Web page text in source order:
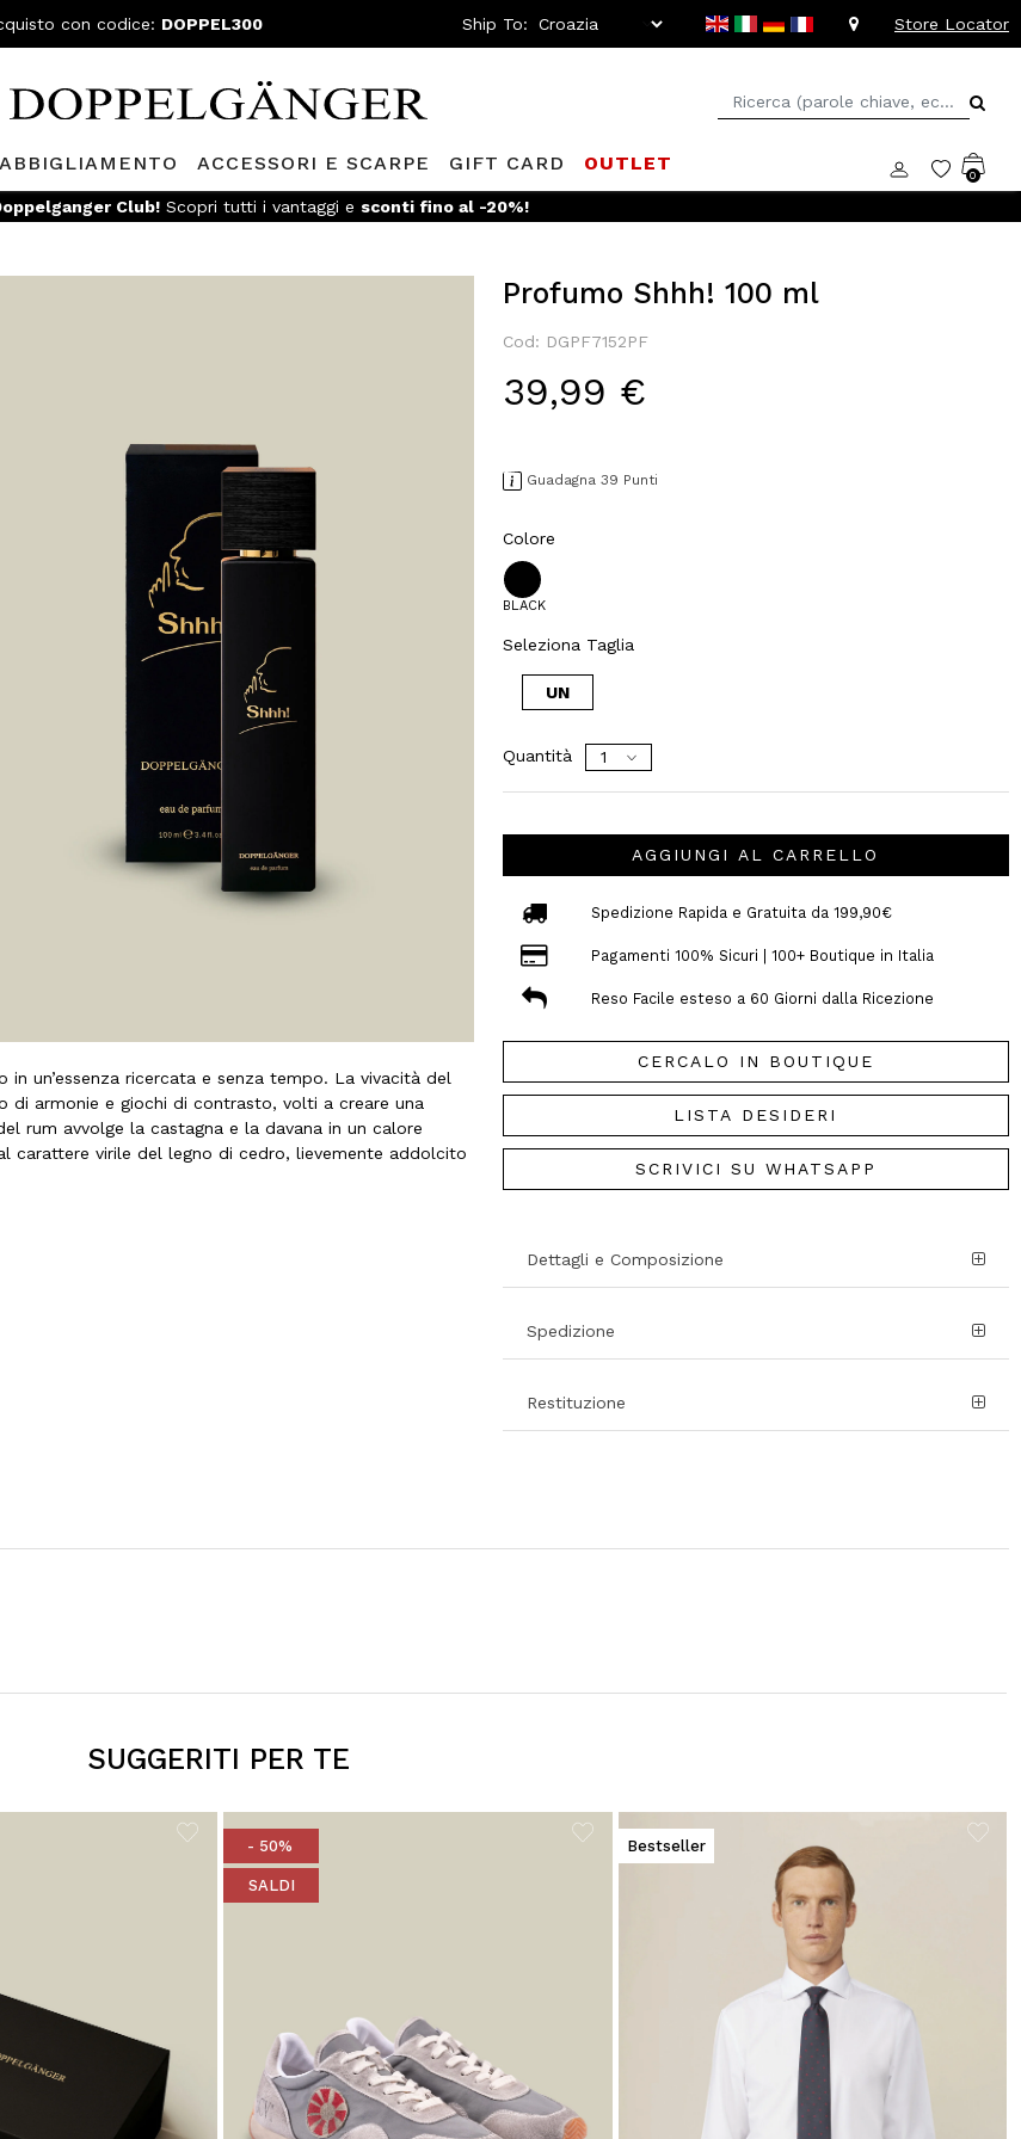
con codice: DOPPEL300 Ship To: Store Locator
ABBIGLIAMENTO ACCESSORI E SCARPE GIFT CARD OUTLET
0
Club!Scopri tutti i vantaggi e sconti fino al -20%!
un’essenza ricercata e senza tempo. La vivacità del
di armonie e giochi di contrasto, volti a creare una
rum avvolge la castagna e la davana in un calore
carattere virile del legno di cedro, lievemente addolcito
Profumo Shhh! 100 ml
Cod: DGPF7152PF
39,99 €
Guadagna 39 Punti
Colore
BLACK
Seleziona Taglia
UN
Quantità
AGGIUNGI AL CARRELLO
Spedizione Rapida e Gratuita da 199,90€
Pagamenti 100% Sicuri | 100+ Boutique in Italia
Reso Facile esteso a 60 Giorni dalla Ricezione
CERCALO IN BOUTIQUE
LISTA DESIDERI
SCRIVICI SU WHATSAPP
Dettagli e Composizione
Spedizione
Restituzione
SUGGERITI PER TE
- 50%
SALDI
Bestseller